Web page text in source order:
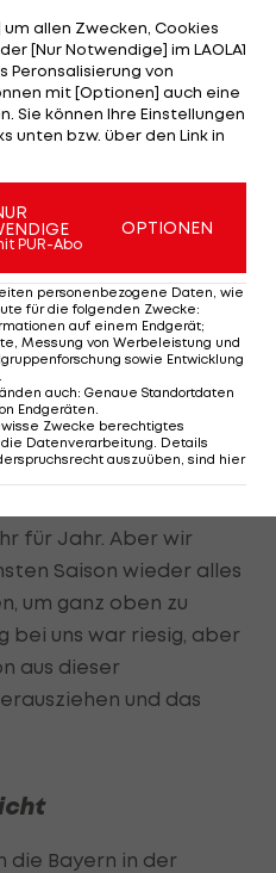
sich Alaba.
wie den
"Wenn man sich unsere
ist es wirklich
es ankommt. Wir
die bessere
Chancen, stehen aber
im Finale. Da kommt es
wir unser Bestes
Ende des Tages nicht
sei es nun wichtig, aus
notwendige Energie
zu bündeln: "Wir
Dass es nicht
für Jahr. Aber wir
Saison wieder alles
um ganz oben zu
bei uns war riesig, aber
aus dieser
und das
die Bayern in der
allen Zwecken, Cookies
[Nur Notwendige] im LAOLA1
Peronsalisierung von
mit [Optionen] auch eine
Sie können Ihre Einstellungen
unten bzw. über den Link in
PUR-Abo
OPTIONEN
personenbezogene Daten, wie
für die folgenden Zwecke:
auf einem Endgerät;
Messung von Werbeleistung und
sowie Entwicklung
auch: Genaue Standortdaten
Endgeräten
Zwecke berechtigtes
Datenverarbeitung. Details
auszuüben, sind hier